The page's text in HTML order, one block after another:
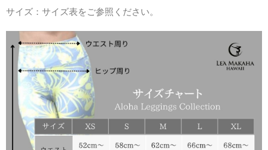
サイズ：サイズ表をご参照ください。